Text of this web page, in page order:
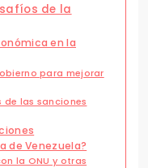
de la
en la
para mejorar
de las sanciones
de Venezuela?
la ONU y otras